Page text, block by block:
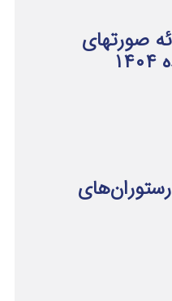
صورتهای